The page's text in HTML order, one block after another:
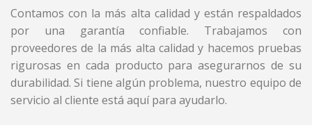
Contamos con la más alta calidad y están respaldados
por una garantía confiable. Trabajamos con
proveedores de la más alta calidad y hacemos pruebas
rigurosas en cada producto para asegurarnos de su
durabilidad. Si tiene algún problema, nuestro equipo de
servicio al cliente está aquí para ayudarlo.